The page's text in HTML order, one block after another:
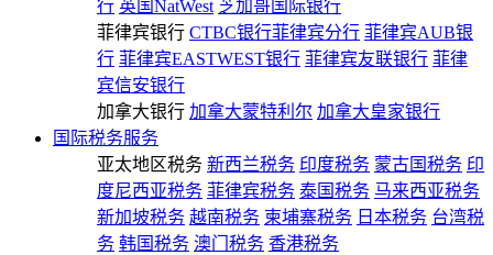
行 英国NatWest 芝加哥国际银行
菲律宾银行 CTBC银行菲律宾分行 菲律宾AUB银
行 菲律宾EASTWEST银行 菲律宾友联银行 菲律
宾信安银行
加拿大银行 加拿大蒙特利尔 加拿大皇家银行
国际税务服务
亚太地区税务 新西兰税务 印度税务 蒙古国税务 印
度尼西亚税务 菲律宾税务 泰国税务 马来西亚税务
新加坡税务 越南税务 柬埔寨税务 日本税务 台湾税
务 韩国税务 澳门税务 香港税务